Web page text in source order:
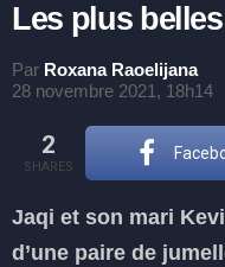
Les plus
Par Roxana Raoelijana
28 novembre 2021, 18h14
2
SHARES
Jaqi et son mari
d’une paire de